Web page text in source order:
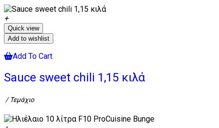
Quick view
Add to wishlist
Add To Cart
Sauce sweet chili 1,15 κιλά
/ Τεμάχιο